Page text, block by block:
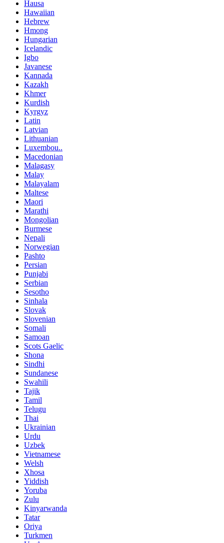
Hausa
Hawaiian
Hebrew
Hmong
Hungarian
Icelandic
Igbo
Javanese
Kannada
Kazakh
Khmer
Kurdish
Kyrgyz
Latin
Latvian
Lithuanian
Luxembou..
Macedonian
Malagasy
Malay
Malayalam
Maltese
Maori
Marathi
Mongolian
Burmese
Nepali
Norwegian
Pashto
Persian
Punjabi
Serbian
Sesotho
Sinhala
Slovak
Slovenian
Somali
Samoan
Scots Gaelic
Shona
Sindhi
Sundanese
Swahili
Tajik
Tamil
Telugu
Thai
Ukrainian
Urdu
Uzbek
Vietnamese
Welsh
Xhosa
Yiddish
Yoruba
Zulu
Kinyarwanda
Tatar
Oriya
Turkmen